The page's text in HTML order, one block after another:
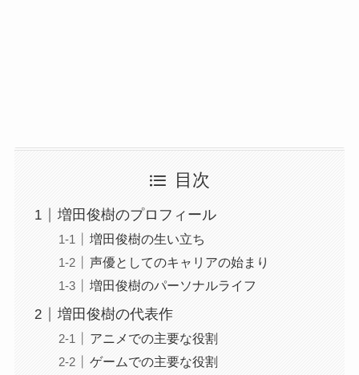
目次
増田俊樹のプロフィール
増田俊樹の生い立ち
声優としてのキャリアの始まり
増田俊樹のパーソナルライフ
増田俊樹の代表作
アニメでの主要な役割
ゲームでの主要な役割